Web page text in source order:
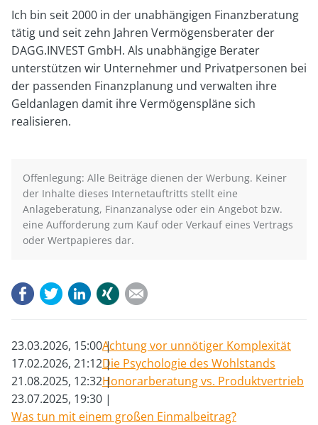
Ich bin seit 2000 in der unabhängigen Finanzberatung
tätig und seit zehn Jahren Vermögensberater der
DAGG.INVEST GmbH. Als unabhängige Berater
unterstützen wir Unternehmer und Privatpersonen bei
der passenden Finanzplanung und verwalten ihre
Geldanlagen damit ihre Vermögenspläne sich
realisieren.
Offenlegung: Alle Beiträge dienen der Werbung. Keiner
der Inhalte dieses Internetauftritts stellt eine
Anlageberatung, Finanzanalyse oder ein Angebot bzw.
eine Aufforderung zum Kauf oder Verkauf eines Vertrags
oder Wertpapieres dar.
FacebookTwitterLinkedIn
Xing
23.03.2026, 15:00Achtung vor unnötiger Komplexität
17.02.2026, 21:12Die Psychologie des Wohlstands
21.08.2025, 12:32Honorarberatung vs. Produktvertrieb
23.07.2025, 19:30
Was tun mit einem großen Einmalbeitrag?